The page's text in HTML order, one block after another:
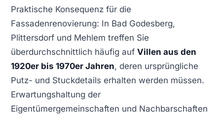
Praktische Konsequenz für die
Fassadenrenovierung: In Bad Godesberg,
Plittersdorf und Mehlem treffen Sie
überdurchschnittlich häufig auf Villen aus den
1920er bis 1970er Jahren, deren ursprüngliche
Putz- und Stuckdetails erhalten werden müssen.
Erwartungshaltung der
Eigentümergemeinschaften und Nachbarschaften